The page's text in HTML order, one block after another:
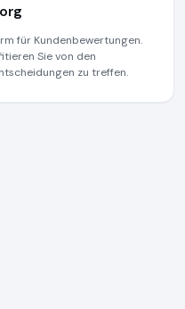
für Kundenbewertungen.
Sie von den
zu treffen.